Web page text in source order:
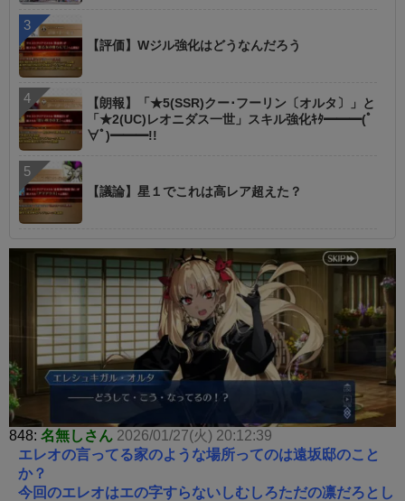
【評価】Wジル強化はどうなんだろう
【朗報】「★5(SSR)クー･フーリン〔オルタ〕」と
「★2(UC)レオニダス一世」スキル強化ｷﾀ━━━(ﾟ
∀ﾟ)━━━!!
【議論】星１でこれは高レア超えた？
848: 名無しさん 2026/01/27(火) 20:12:39
エレオの言ってる家のような場所ってのは遠坂邸のこと
か？
今回のエレオはエの字すらないしむしろただの凛だろとし